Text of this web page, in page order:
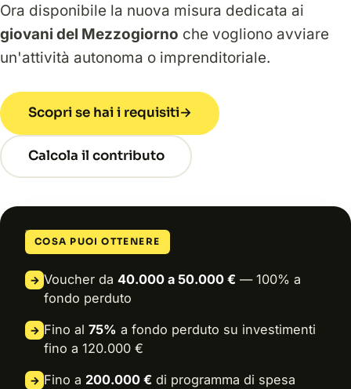
Ora disponibile la nuova misura dedicata ai
giovani del Mezzogiorno che vogliono avviare
un'attività autonoma o imprenditoriale.
Scopri se hai i requisiti→
Calcola il contributo
COSA PUOI OTTENERE
→ Voucher da 40.000 a 50.000 € — 100% a
fondo perduto
→ Fino al 75% a fondo perduto su investimenti
fino a 120.000 €
→ Fino a 200.000 € di programma di spesa